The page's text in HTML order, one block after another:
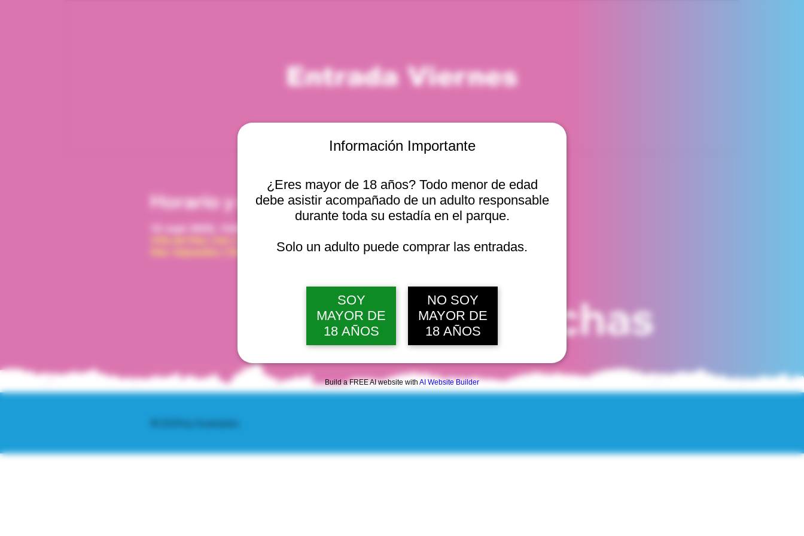
Información Importante
¿Eres mayor de 18 años? Todo menor de edad
debe asistir acompañado de un adulto responsable
durante toda su estadía en el parque.
Solo un adulto puede comprar las entradas.
SOY
MAYOR DE
18 AÑOS
NO SOY
MAYOR DE
18 AÑOS
Build a FREE AI website with AI Website Builder
Entrada Viernes
Horario y ubicación
12 sept 2025, 12:00 p. m. – 1:00 p. m.
Viña del Mar, Cam. Internacional 2440, Viña del
vie, 07 ago, 5:00 p. m.
Ver 15 fechas
© 2025 by Scantastic.